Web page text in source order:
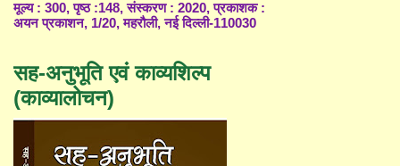
मूल्य : 300, पृष्ठ :148, संस्करण : 2020, प्रकाशक :
अयन प्रकाशन, 1/20, महरौली, नई दिल्ली-110030
सह-अनुभूति एवं काव्यशिल्प
(काव्यालोचन)